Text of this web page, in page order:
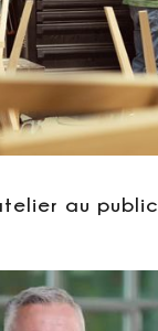
au public